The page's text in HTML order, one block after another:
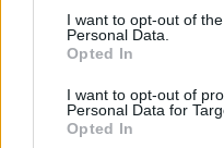
consent section.
I want to opt-out of
Personal Data.
Opted In
I want to opt-out of
Personal Data for
Opted In
Continua a
LIFESTYLE